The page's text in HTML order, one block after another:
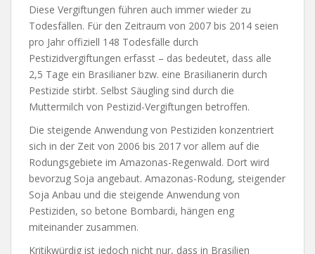
Diese Vergiftungen führen auch immer wieder zu
Todesfällen. Für den Zeitraum von 2007 bis 2014 seien
pro Jahr offiziell 148 Todesfälle durch
Pestizidvergiftungen erfasst – das bedeutet, dass alle
2,5 Tage ein Brasilianer bzw. eine Brasilianerin durch
Pestizide stirbt. Selbst Säugling sind durch die
Muttermilch von Pestizid-Vergiftungen betroffen.
Die steigende Anwendung von Pestiziden konzentriert
sich in der Zeit von 2006 bis 2017 vor allem auf die
Rodungsgebiete im Amazonas-Regenwald. Dort wird
bevorzug Soja angebaut. Amazonas-Rodung, steigender
Soja Anbau und die steigende Anwendung von
Pestiziden, so betone Bombardi, hängen eng
miteinander zusammen.
Kritikwürdig ist jedoch nicht nur, dass in Brasilien